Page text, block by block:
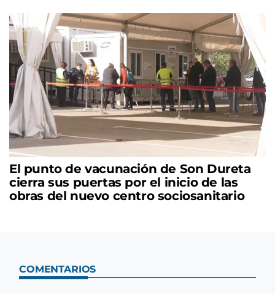
El punto de vacunación de Son Dureta
cierra sus puertas por el inicio de las
obras del nuevo centro sociosanitario
COMENTARIOS